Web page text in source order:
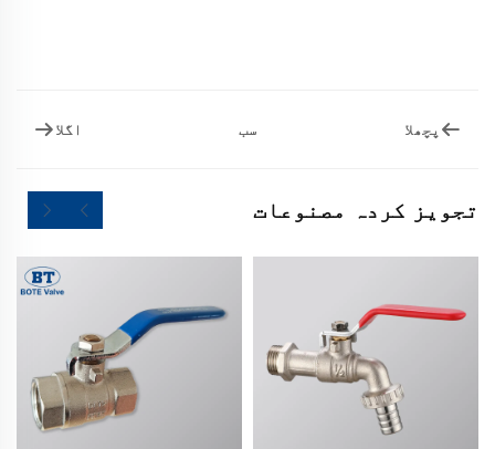
پچھلا سب اگلا
تجویز کردہ مصنوعات